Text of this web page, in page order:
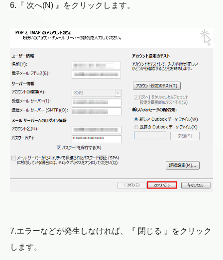
6.『 次へ(N) 』をクリックします。
7.エラーなどが発生しなければ、『 閉じる 』をクリック
します。